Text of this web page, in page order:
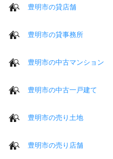
豊明市の貸店舗
豊明市の貸事務所
豊明市の中古マンション
豊明市の中古一戸建て
豊明市の売り土地
豊明市の売り店舗